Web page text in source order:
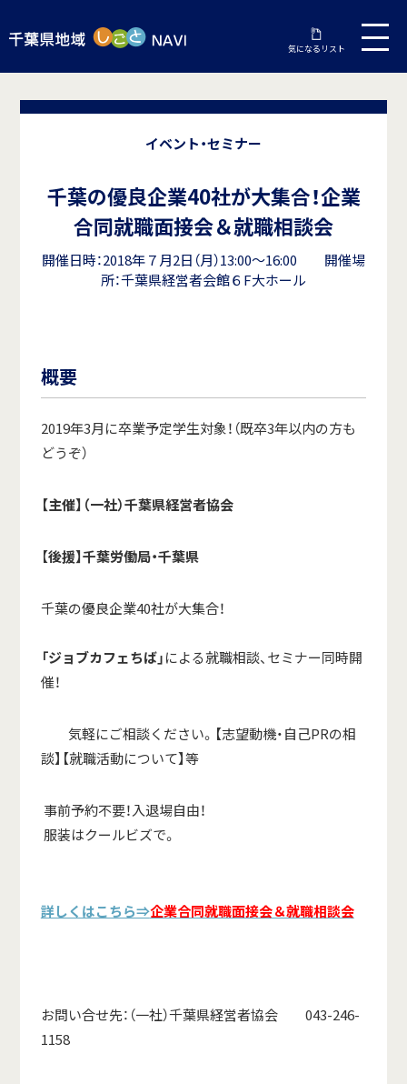
気になるリスト
イベント・セミナー
千葉の優良企業40社が大集合！企業
合同就職面接会＆就職相談会
開催日時：2018年７月2日（月）13:00～16:00 開催場
所：千葉県経営者会館６F大ホール
概要
2019年3月に卒業予定学生対象！（既卒3年以内の方も
どうぞ）
【主催】（一社）千葉県経営者協会
【後援】千葉労働局・千葉県
千葉の優良企業40社が大集合！
「ジョブカフェちば」による就職相談、セミナー同時開
催！
気軽にご相談ください。【志望動機・自己PRの相
談】【就職活動について】等
事前予約不要！入退場自由！
服装はクールビズで。
詳しくはこちら⇒企業合同就職面接会＆就職相談会
お問い合せ先：（一社）千葉県経営者協会 043-246-
1158